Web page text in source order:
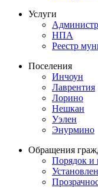
Услуги
НПА
Реестр
Поселения
Инчоун
Лаврентия
Лорино
Нешкан
Уэлен
Энурмино
Обращения
Порядок и